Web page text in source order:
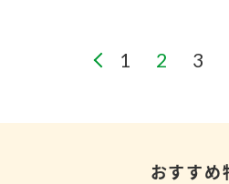
おすすめ